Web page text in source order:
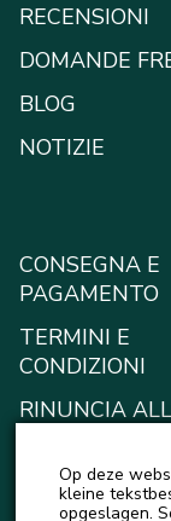
RECENSIONI
DOMANDE
BLOG
NOTIZIE
CONSEGNA E
PAGAMENTO
TERMINI E
CONDIZIONI
RINUNCIA
Op deze
kleine
opgeslagen.